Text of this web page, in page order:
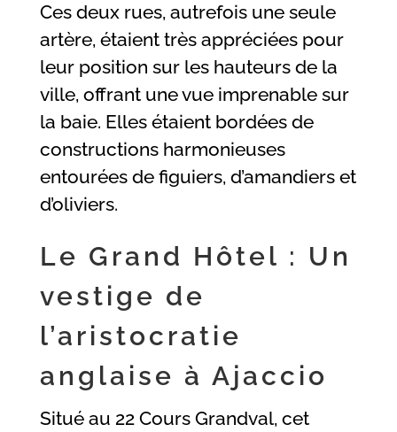
Ces deux rues, autrefois une seule
artère, étaient très appréciées pour
leur position sur les hauteurs de la
ville, offrant une vue imprenable sur
la baie. Elles étaient bordées de
constructions harmonieuses
entourées de figuiers, d’amandiers et
d’oliviers.
Le Grand Hôtel : Un
vestige de
l’aristocratie
anglaise à Ajaccio
Situé au 22 Cours Grandval, cet